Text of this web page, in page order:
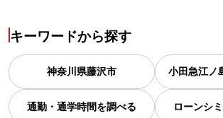
キーワードから探す
神奈川県藤沢市 小田急江ノ
通勤・通学時間を調べる ローンシ